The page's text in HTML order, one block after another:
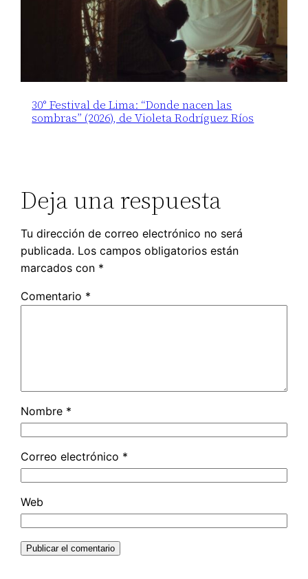
30° Festival de Lima: “Donde nacen las
sombras” (2026), de Violeta Rodríguez Ríos
Deja una respuesta
Tu dirección de correo electrónico no será
publicada. Los campos obligatorios están
marcados con *
Comentario *
Nombre *
Correo electrónico *
Web